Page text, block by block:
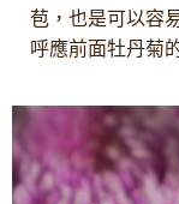
苞，也是可以容
呼應前面牡丹菊